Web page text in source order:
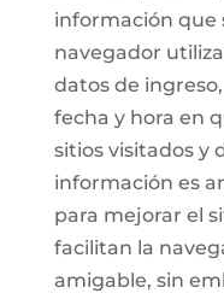
información que
navegador
datos de
fecha y hora en
sitios visitados y
información es
para mejorar el
facilitan la
amigable, sin